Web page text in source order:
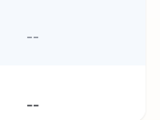
--
--